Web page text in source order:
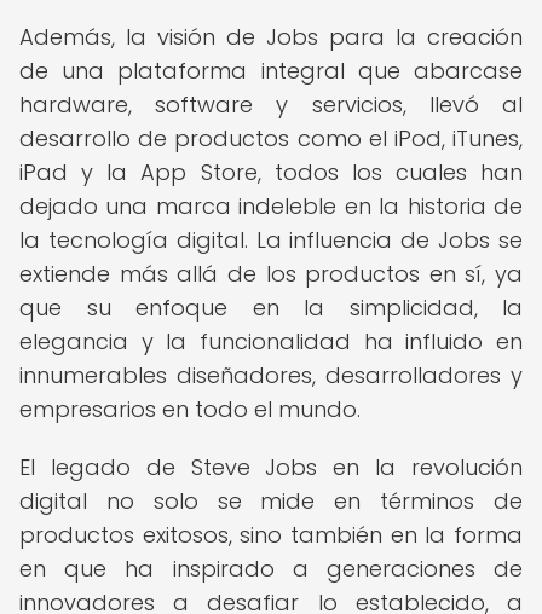
Además, la visión de Jobs para la creación
de una plataforma integral que abarcase
hardware, software y servicios, llevó al
desarrollo de productos como el iPod, iTunes,
iPad y la App Store, todos los cuales han
dejado una marca indeleble en la historia de
la tecnología digital. La influencia de Jobs se
extiende más allá de los productos en sí, ya
que su enfoque en la simplicidad, la
elegancia y la funcionalidad ha influido en
innumerables diseñadores, desarrolladores y
empresarios en todo el mundo.
El legado de Steve Jobs en la revolución
digital no solo se mide en términos de
productos exitosos, sino también en la forma
en que ha inspirado a generaciones de
innovadores a desafiar lo establecido, a